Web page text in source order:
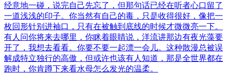
经意地一碰，说完自己先忘了，但那句话已经在听者心口留了
一道浅浅的印子。你当然有自己的毒，只是收得很好，像把一
枚回形针别进袖口，只有在被触到底线的时候才微微亮一下。
有人问你将来去哪里，你眯着眼睛说，洋流讲那边有夜光藻要
开了，我想去看看。你要不要一起漂一会儿。这种散漫总被误
解成特立独行的高傲，但或许也该有人知道，那是全世界都在
跑时，你肯蹲下来看水母怎么发光的温柔。